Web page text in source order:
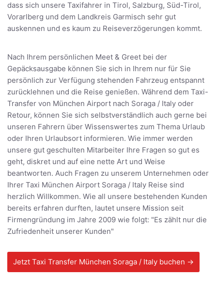
dass sich unsere Taxifahrer in Tirol, Salzburg, Süd-Tirol,
Vorarlberg und dem Landkreis Garmisch sehr gut
auskennen und es kaum zu Reiseverzögerungen kommt.
Nach Ihrem persönlichen Meet & Greet bei der
Gepäcksausgabe können Sie sich in Ihrem nur für Sie
persönlich zur Verfügung stehenden Fahrzeug entspannt
zurücklehnen und die Reise genießen. Während dem Taxi-
Transfer von München Airport nach Soraga / Italy oder
Retour, können Sie sich selbstverständlich auch gerne bei
unseren Fahrern über Wissenswertes zum Thema Urlaub
oder Ihren Urlaubsort informieren. Wie immer werden
unsere gut geschulten Mitarbeiter Ihre Fragen so gut es
geht, diskret und auf eine nette Art und Weise
beantworten. Auch Fragen zu unserem Unternehmen oder
Ihrer Taxi München Airport Soraga / Italy Reise sind
herzlich Willkommen. Wie all unsere bestehenden Kunden
bereits erfahren durften, lautet unsere Mission seit
Firmengründung im Jahre 2009 wie folgt: "Es zählt nur die
Zufriedenheit unserer Kunden"
Jetzt Taxi Transfer München Soraga / Italy buchen →